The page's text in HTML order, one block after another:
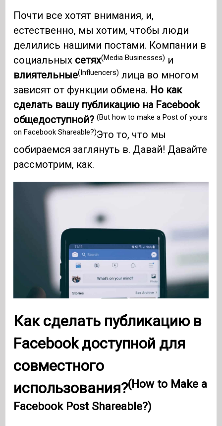
Почти все хотят внимания, и,
естественно, мы хотим, чтобы люди
делились нашими постами. Компании в
социальных сетях(Media Businesses) и
влиятельные(Influencers) лица во многом
зависят от функции обмена. Но как
сделать вашу публикацию на Facebook
общедоступной?(But how to make a Post of yours
on Facebook Shareable?)Это то, что мы
собираемся заглянуть в. Давай! Давайте
рассмотрим, как.
Как сделать публикацию в
Facebook доступной для
совместного
использования?(How to Make a
Facebook Post Shareable?)